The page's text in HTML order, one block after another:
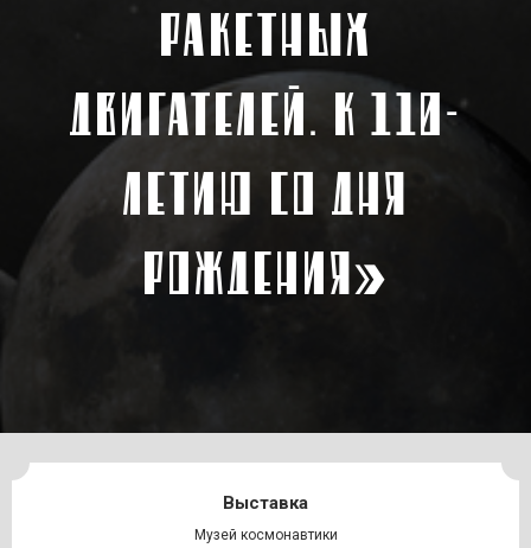
РАКЕТНЫХ
ДВИГАТЕЛЕЙ. К 110-
ЛЕТИЮ СО ДНЯ
РОЖДЕНИЯ»
Выставка
Музей космонавтики